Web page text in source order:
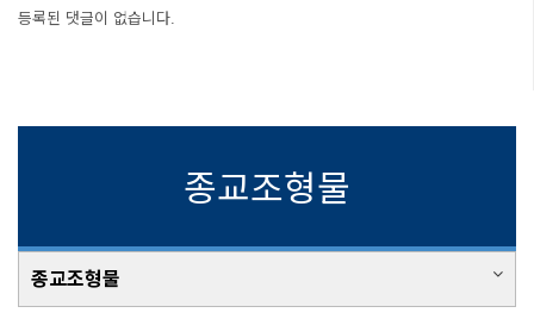
등록된 댓글이 없습니다.
종교조형물
종교조형물